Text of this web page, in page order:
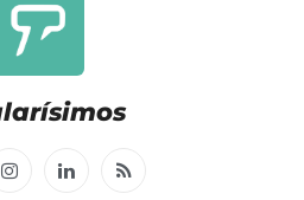
InstagramLinkedInRSS